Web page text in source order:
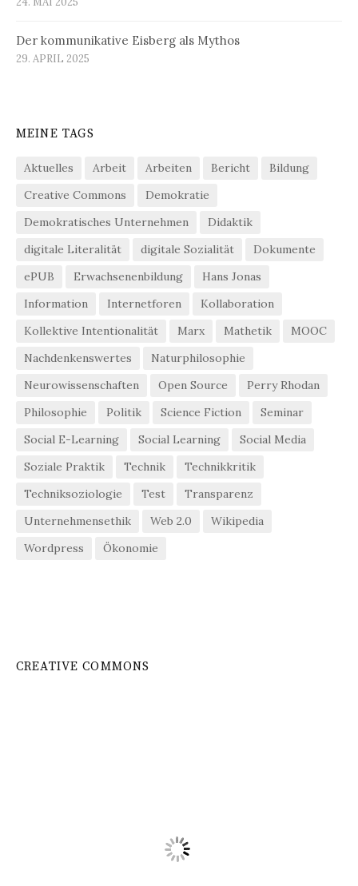
Der kommunikative Eisberg als Mythos
29. APRIL 2025
MEINE TAGS
Aktuelles Arbeit Arbeiten Bericht
Bildung
Creative Commons
Demokratie
Demokratisches Unternehmen
Didaktik
digitale Literalität
digitale Sozialität
Dokumente
ePUB
Erwachsenenbildung
Hans Jonas
Information
Internetforen
Kollaboration
Kollektive Intentionalität
Marx Mathetik
MOOC
Nachdenkenswertes
Naturphilosophie
Neurowissenschaften
Open Source
Perry Rhodan
Philosophie
Politik Science Fiction
Seminar
Social E-Learning
Social Learning
Social Media
Soziale Praktik
Technik
Technikkritik
Techniksoziologie
Test
Transparenz
Unternehmensethik
Web 2.0
Wikipedia
Wordpress
Ökonomie
CREATIVE COMMONS